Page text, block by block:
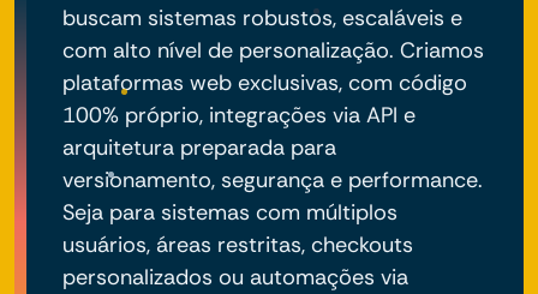
buscam sistemas robustos, escaláveis e
com alto nível de personalização. Criamos
plataformas web exclusivas, com código
100% próprio, integrações via API e
arquitetura preparada para
versionamento, segurança e performance.
Seja para sistemas com múltiplos
usuários, áreas restritas, checkouts
personalizados ou automações via